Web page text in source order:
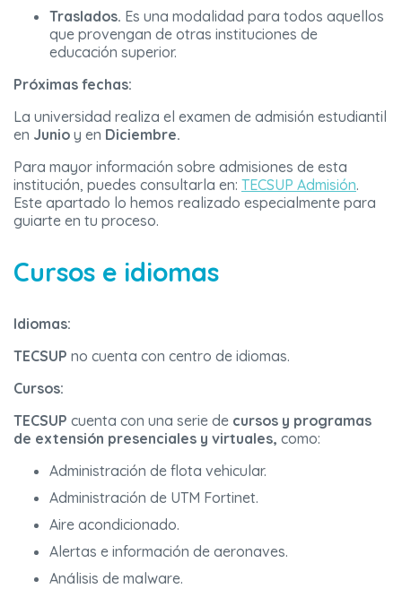
Traslados. Es una modalidad para todos aquellos
que provengan de otras instituciones de
educación superior.
Próximas fechas:
La universidad realiza el examen de admisión estudiantil
en Junio y en Diciembre.
Para mayor información sobre admisiones de esta
institución, puedes consultarla en: TECSUP Admisión.
Este apartado lo hemos realizado especialmente para
guiarte en tu proceso.
Cursos e idiomas
Idiomas:
TECSUP no cuenta con centro de idiomas.
Cursos:
TECSUP cuenta con una serie de cursos y programas
de extensión presenciales y virtuales, como:
Administración de flota vehicular.
Administración de UTM Fortinet.
Aire acondicionado.
Alertas e información de aeronaves.
Análisis de malware.